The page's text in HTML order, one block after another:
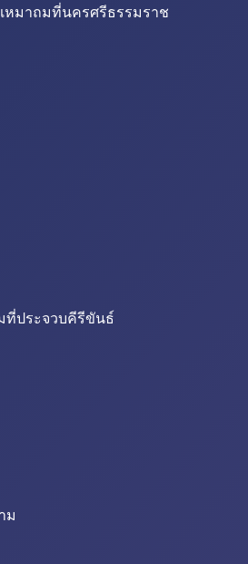
หมาถมที่นครศรีธรรมราช
ที่ประจวบคีรีขันธ์
ม